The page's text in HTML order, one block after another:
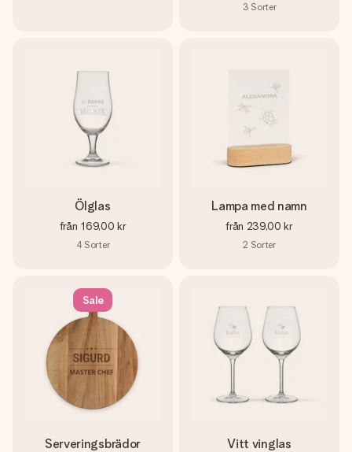
3 Sorter
Ölglas
från 169,00 kr
4 Sorter
Lampa med namn
från 239,00 kr
2 Sorter
Sale
Serveringsbrädor Vitt vinglas